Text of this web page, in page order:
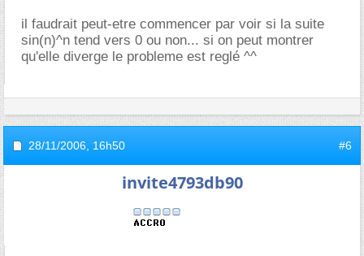
il faudrait peut-etre commencer par voir si la suite
sin(n)^n tend vers 0 ou non... si on peut montrer
qu'elle diverge le probleme est reglé ^^
28/11/2006, 16h50 #6
invite4793db90